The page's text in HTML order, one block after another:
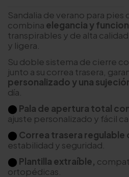
Sandalia de verano para pies
combina elegancia y
transpirables y de alta
y ligera.
Su doble sistema de cierre
junto a su correa trasera,
personalizado y una
día.
⬤ Pala de apertura total
ajuste personalizado y fácil
⬤ Correa trasera regulable
estabilidad y seguridad.
⬤ Plantilla extraíble,
ortopédicas.